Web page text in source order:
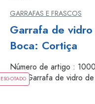
GARRAFAS E FRASCOS
Garrafa de
Boca: Cortiça
Número de artigo :
ESGOTADO